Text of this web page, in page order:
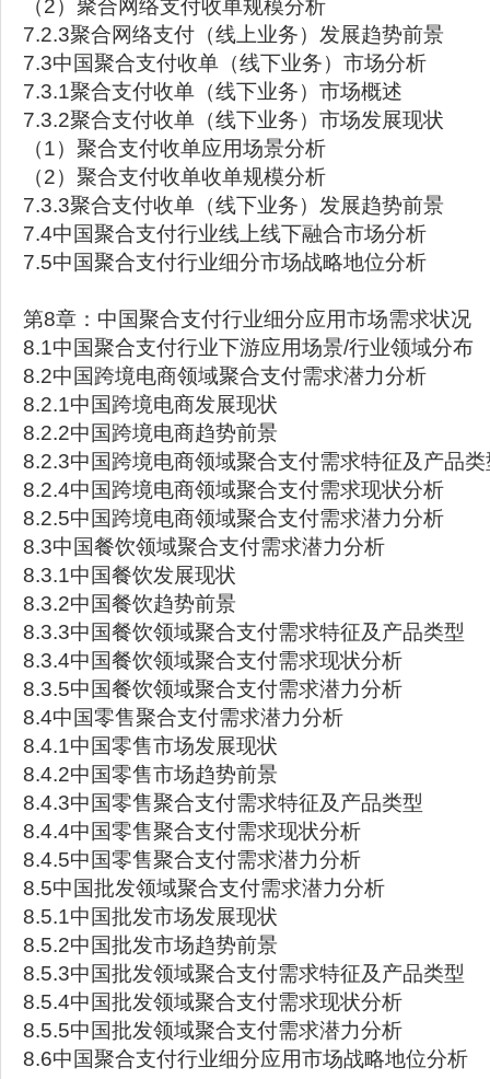
（2）聚合网络支付收单规模分析
7.2.3聚合网络支付（线上业务）发展趋势前景
7.3中国聚合支付收单（线下业务）市场分析
7.3.1聚合支付收单（线下业务）市场概述
7.3.2聚合支付收单（线下业务）市场发展现状
（1）聚合支付收单应用场景分析
（2）聚合支付收单收单规模分析
7.3.3聚合支付收单（线下业务）发展趋势前景
7.4中国聚合支付行业线上线下融合市场分析
7.5中国聚合支付行业细分市场战略地位分析
第8章：中国聚合支付行业细分应用市场需求状况
8.1中国聚合支付行业下游应用场景/行业领域分布
8.2中国跨境电商领域聚合支付需求潜力分析
8.2.1中国跨境电商发展现状
8.2.2中国跨境电商趋势前景
8.2.3中国跨境电商领域聚合支付需求特征及产品类
8.2.4中国跨境电商领域聚合支付需求现状分析
8.2.5中国跨境电商领域聚合支付需求潜力分析
8.3中国餐饮领域聚合支付需求潜力分析
8.3.1中国餐饮发展现状
8.3.2中国餐饮趋势前景
8.3.3中国餐饮领域聚合支付需求特征及产品类型
8.3.4中国餐饮领域聚合支付需求现状分析
8.3.5中国餐饮领域聚合支付需求潜力分析
8.4中国零售聚合支付需求潜力分析
8.4.1中国零售市场发展现状
8.4.2中国零售市场趋势前景
8.4.3中国零售聚合支付需求特征及产品类型
8.4.4中国零售聚合支付需求现状分析
8.4.5中国零售聚合支付需求潜力分析
8.5中国批发领域聚合支付需求潜力分析
8.5.1中国批发市场发展现状
8.5.2中国批发市场趋势前景
8.5.3中国批发领域聚合支付需求特征及产品类型
8.5.4中国批发领域聚合支付需求现状分析
8.5.5中国批发领域聚合支付需求潜力分析
8.6中国聚合支付行业细分应用市场战略地位分析